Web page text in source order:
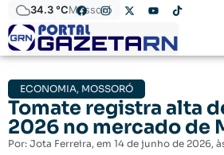
34.3 °CMossoró
ECONOMIA, MOSSORÓ
Tomate registra alta
2026 no mercado de
Por: Jota Ferreira, em 14 de junho de 2026,